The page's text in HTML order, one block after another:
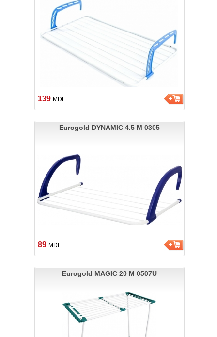
139 MDL
Eurogold DYNAMIC 4.5 M 0305
89 MDL
Eurogold MAGIC 20 M 0507U